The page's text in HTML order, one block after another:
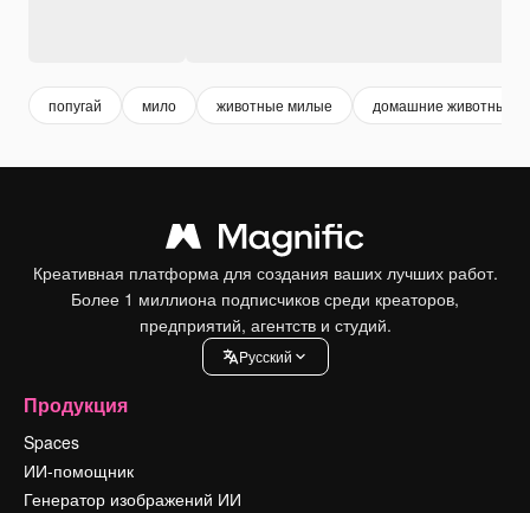
попугай мило животные милые домашние животные
Креативная платформа для создания ваших лучших работ.
Более 1 миллиона подписчиков среди креаторов,
предприятий, агентств и студий.
Pусский
Продукция
Spaces
ИИ-помощник
Генератор изображений ИИ